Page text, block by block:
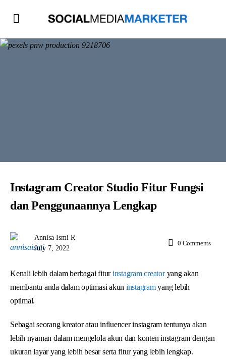
Instagram Creator Studio Fitur Fungsi
dan Penggunaannya Lengkap
Annisa Ismi R
July 7, 2022
0 Comments
Kenali lebih dalam berbagai fiturinstagram creatoryang akan
membantu anda dalam optimasi akun instagramyang lebih
optimal.
Sebagai seorang kreator atau influencer instagram tentunya akan
lebih nyaman dalam mengelola akun dan konten instagram dengan
ukuran layar yang lebih besar serta fitur yang lebih lengkap.